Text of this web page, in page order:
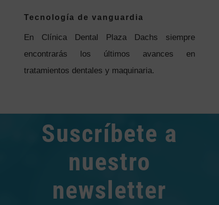
Tecnología de vanguardia
En Clínica Dental Plaza Dachs siempre
encontrarás los últimos avances en
tratamientos dentales y maquinaria.
Suscríbete a
nuestro
newsletter